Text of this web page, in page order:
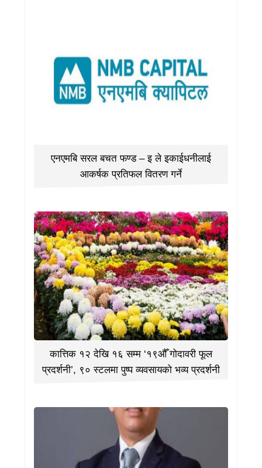
एनएमबि सरल बचत फण्ड – इ ले इकाईधनीलाई
आकर्षक प्रतिफल वितरण गर्ने
कात्तिक १२ देखि १६ सम्म ‘१९औँ गोदावरी फूल
प्रदर्शनी’, ९० स्टलमा पुष्प व्यवसायको भव्य प्रदर्शनी